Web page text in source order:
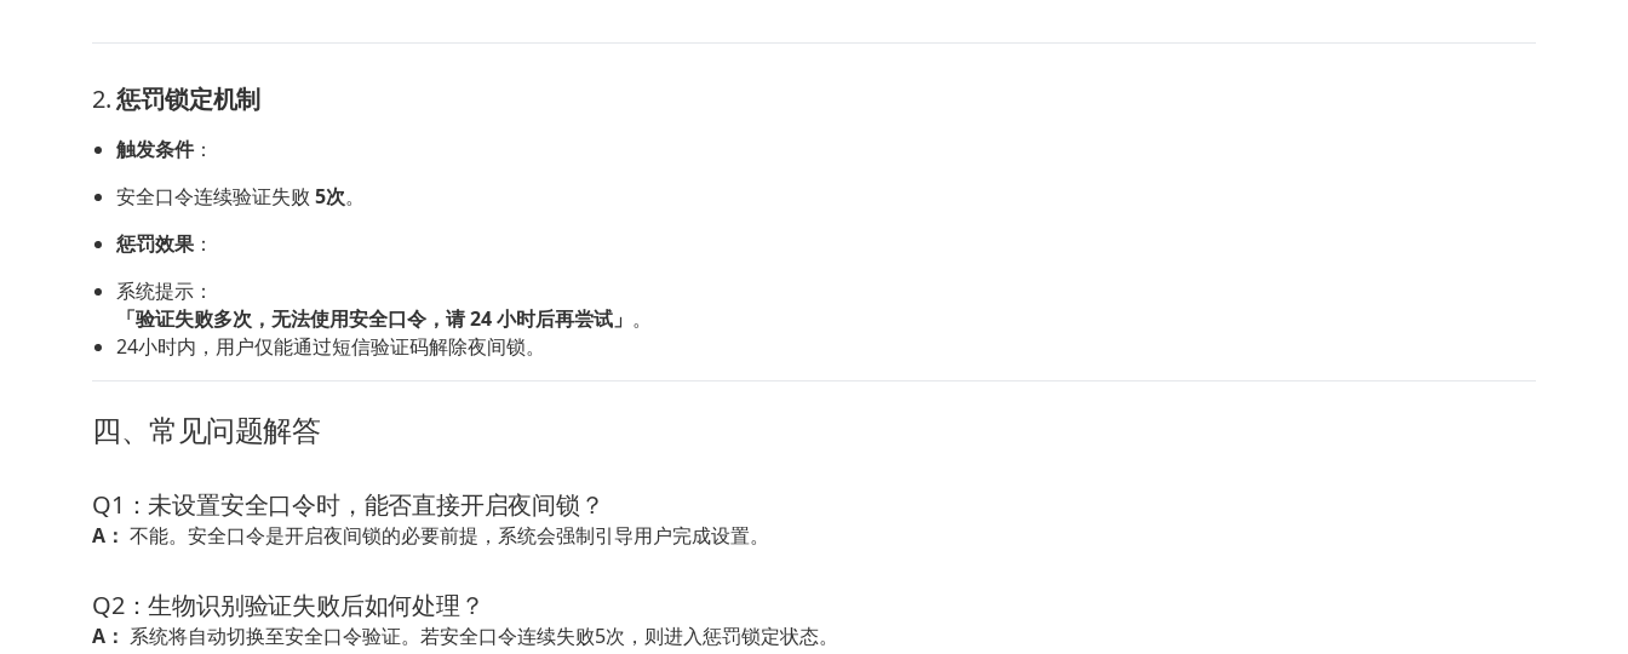
2. 惩罚锁定机制
触发条件：
安全口令连续验证失败 5次。
惩罚效果 ：
系统提示：
「验证失败多次，无法使用安全口令，请 24 小时后再尝试」 。
24小时内，用户仅能通过短信验证码解除夜间锁。
四、常见问题解答
Q1：未设置安全口令时，能否直接开启夜间锁？
A： 不能。安全口令是开启夜间锁的必要前提，系统会强制引导用户完成设置。
Q2：生物识别验证失败后如何处理？
A： 系统将自动切换至安全口令验证。若安全口令连续失败5次，则进入惩罚锁定状态。